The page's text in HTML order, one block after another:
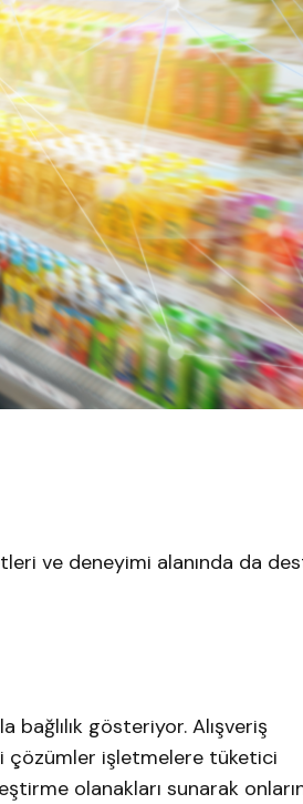
ve deneyimi alanında da
gösteriyor. Alışveriş
çözümler işletmelere tüketici
olanakları sunarak